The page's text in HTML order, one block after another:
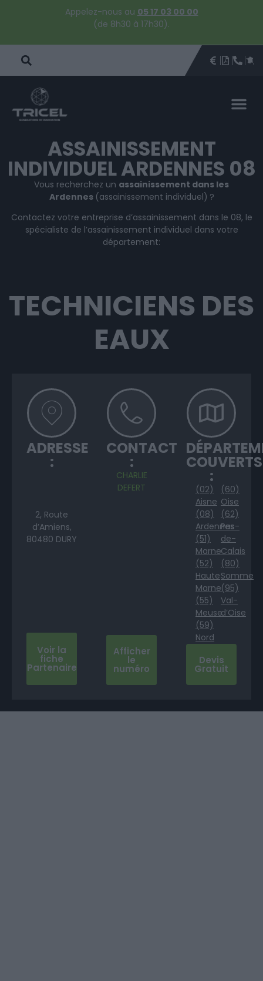
Appelez-nous au 05 17 03 00 00
(de 8h30 à 17h30).
DEVISÊTRE
ASSAINISSEMENT
INDIVIDUEL ARDENNES 08
Vous recherchez un assainissement dans les
Ardennes (assainissement individuel) ?
Contactez votre entreprise d’assainissement dans le 08, le
spécialiste de l’assainissement individuel dans votre
département:
TECHNICIENS DES
EAUX
ADRESSE
:
2, Route
d’Amiens,
80480 DURY
Voir la
fiche
Partenaire
CONTACT
:
CHARLIE
DEFERT
Afficher
le
numéro
COUVERTS
:
(02)
Aisne
(08)
Ardennes
(51)
Marne
(52)
Haute
Marne
(55)
Meuse
(59)
Nord
(60)
Oise
(62)
Pas-
de-
Calais
(80)
Somme
(95)
Val-
d’Oise
Devis
Gratuit